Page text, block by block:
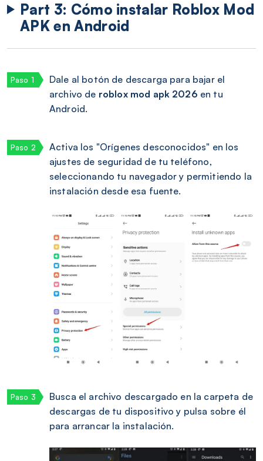
Part 3: Cómo instalar Roblox Mod
APK en Android
Dale al botón de descarga para bajar el
archivo de roblox mod apk 2026 en tu
Android.
Activa los "Orígenes desconocidos" en los
ajustes de seguridad de tu teléfono,
seleccionando tu navegador y permitiendo la
instalación desde esa fuente.
Busca el archivo descargado en la carpeta de
descargas de tu dispositivo y pulsa sobre él
para arrancar la instalación.